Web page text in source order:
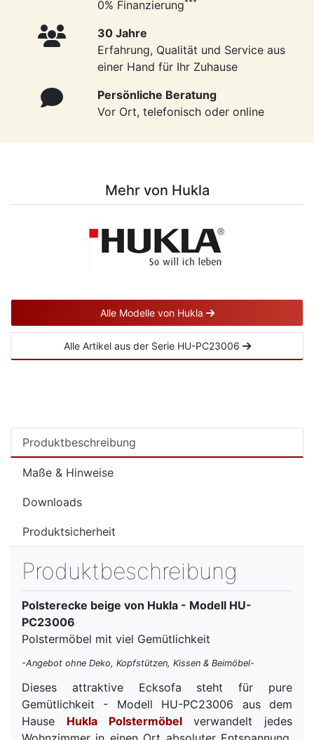
0% Finanzierung
30 Jahre
Erfahrung, Qualität und Service aus
einer Hand für Ihr Zuhause
Persönliche Beratung
Vor Ort, telefonisch oder online
Mehr von Hukla
Alle Modelle von Hukla
Alle Artikel aus der Serie HU-PC23006
Produktbeschreibung
Maße & Hinweise
Downloads
Produktsicherheit
Produktbeschreibung
Polsterecke beige von Hukla - Modell HU-
PC23006
Polstermöbel mit viel Gemütlichkeit
-Angebot ohne Deko, Kopfstützen, Kissen & Beimöbel-
Dieses attraktive Ecksofa steht für pure
Gemütlichkeit - Modell HU-PC23006 aus dem
Hause Hukla Polstermöbelverwandelt jedes